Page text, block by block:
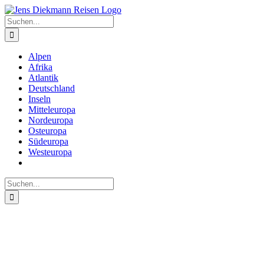
Zum
Inhalt
springen
Suche
nach:
Alpen
Afrika
Atlantik
Deutschland
Inseln
Mitteleuropa
Nordeuropa
Osteuropa
Südeuropa
Westeuropa
Suche
nach: